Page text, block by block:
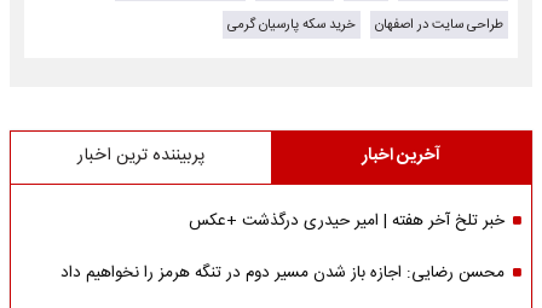
طراحی سایت در اصفهان
خرید سکه پارسیان گرمی
آخرین اخبار پربیننده ترین اخبار
خبر تلخ آخر هفته | امیر حیدری درگذشت +عکس
محسن رضایی: اجازه باز شدن مسیر دوم در تنگه هرمز را نخواهیم داد